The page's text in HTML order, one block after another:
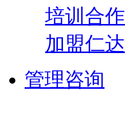
培训合作
加盟仁达
管理咨询